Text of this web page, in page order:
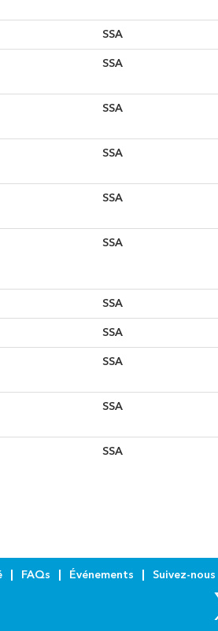
SSA
SSA
SSA
SSA
SSA
SSA
SSA
SSA
SSA
SSA
SSA
FAQs Événements
Suivez-nous